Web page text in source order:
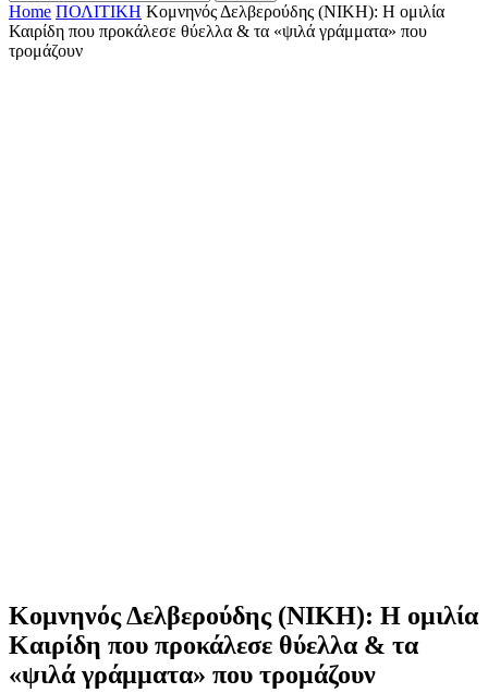
Home ΠΟΛΙΤΙΚΗ Κομνηνός Δελβερούδης (ΝΙΚΗ): Η ομιλία
Καιρίδη που προκάλεσε θύελλα & τα «ψιλά γράμματα» που
τρομάζουν
Κομνηνός Δελβερούδης (ΝΙΚΗ): Η ομιλία
Καιρίδη που προκάλεσε θύελλα & τα
«ψιλά γράμματα» που τρομάζουν